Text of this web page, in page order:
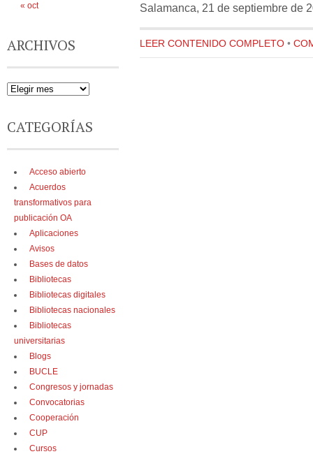
Salamanca, 21 de septiembre de
LEER CONTENIDO COMPLETO •
« oct
ARCHIVOS
CATEGORÍAS
Acceso abierto
Acuerdos
transformativos para
publicación OA
Aplicaciones
Avisos
Bases de datos
Bibliotecas
Bibliotecas digitales
Bibliotecas nacionales
Bibliotecas
universitarias
Blogs
BUCLE
Congresos y jornadas
Convocatorias
Cooperación
CUP
Cursos